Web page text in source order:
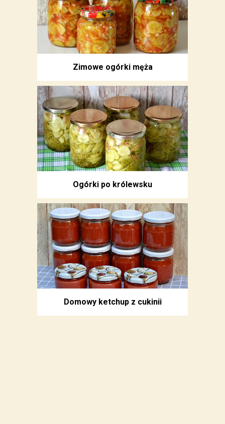
Zimowe ogórki męża
Ogórki po królewsku
Domowy ketchup z cukinii